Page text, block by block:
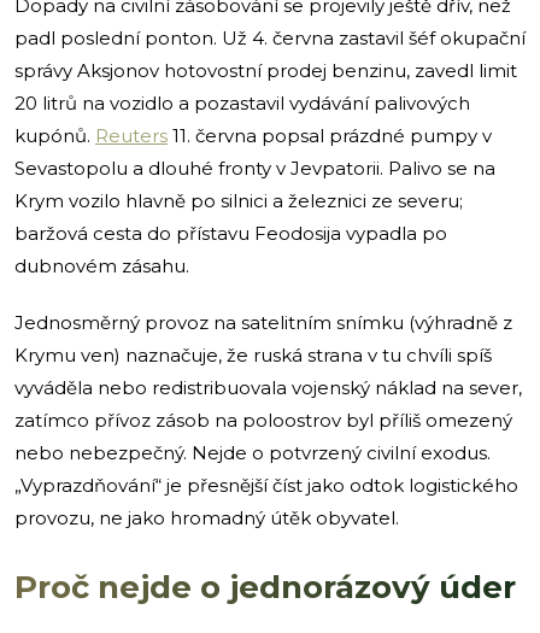
Dopady na civilní zásobování se projevily ještě dřív, než
padl poslední ponton. Už 4. června zastavil šéf okupační
správy Aksjonov hotovostní prodej benzinu, zavedl limit
20 litrů na vozidlo a pozastavil vydávání palivových
kupónů. Reuters 11. června popsal prázdné pumpy v
Sevastopolu a dlouhé fronty v Jevpatorii. Palivo se na
Krym vozilo hlavně po silnici a železnici ze severu;
baržová cesta do přístavu Feodosija vypadla po
dubnovém zásahu.
Jednosměrný provoz na satelitním snímku (výhradně z
Krymu ven) naznačuje, že ruská strana v tu chvíli spíš
vyváděla nebo redistribuovala vojenský náklad na sever,
zatímco přívoz zásob na poloostrov byl příliš omezený
nebo nebezpečný. Nejde o potvrzený civilní exodus.
„Vyprazdňování“ je přesnější číst jako odtok logistického
provozu, ne jako hromadný útěk obyvatel.
Proč nejde o jednorázový úder